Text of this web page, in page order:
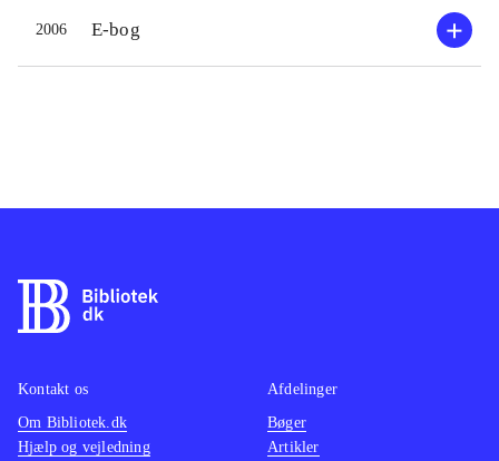
2006 E-bog
Kontakt os
Om Bibliotek.dk
Hjælp og vejledning
Afdelinger
Bøger
Artikler